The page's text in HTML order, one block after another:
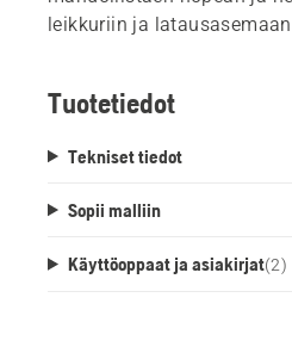
leikkuriin ja
Tuotetiedot
Tekniset tiedot
Sopii malliin
Käyttöoppaat ja asiakirjat(2)